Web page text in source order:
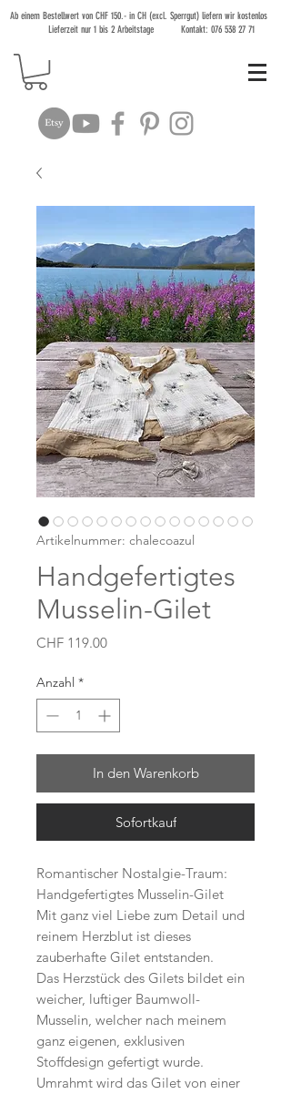
Ab einem Bestellwert von CHF 150.- in CH (excl. Sperrgut) liefern wir kostenlos
Lieferzeit nur 1 bis 2 Arbeitstage Kontakt: 076 538 27 71
Artikelnummer: chalecoazul
Handgefertigtes
Musselin-Gilet
CHF 119.00Preis
Anzahl *
In den Warenkorb
Sofortkauf
Romantischer Nostalgie-Traum:
Handgefertigtes Musselin-Gilet
Mit ganz viel Liebe zum Detail und
reinem Herzblut ist dieses
zauberhafte Gilet entstanden.
Das Herzstück des Gilets bildet ein
weicher, luftiger Baumwoll-
Musselin, welcher nach meinem
ganz eigenen, exklusiven
Stoffdesign gefertigt wurde.
Umrahmt wird das Gilet von einer